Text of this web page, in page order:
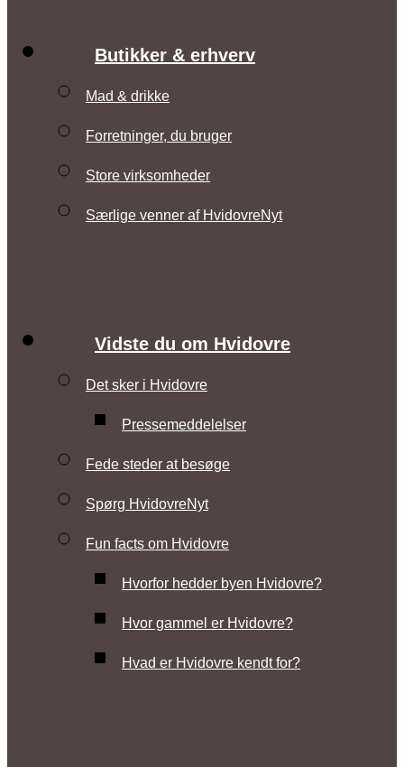
Butikker & erhverv
Mad & drikke
Forretninger, du bruger
Store virksomheder
Særlige venner af HvidovreNyt
Vidste du om Hvidovre
Det sker i Hvidovre
Pressemeddelelser
Fede steder at besøge
Spørg HvidovreNyt
Fun facts om Hvidovre
Hvorfor hedder byen Hvidovre?
Hvor gammel er Hvidovre?
Hvad er Hvidovre kendt for?